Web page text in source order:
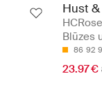
Hust
Blūzes
86 92
23.97 €